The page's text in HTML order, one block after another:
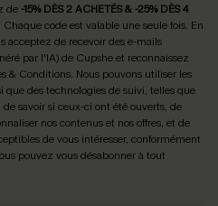
de -15% DÈS 2 ACHETÉS & -25% DÈS 4
code est valable une seule fois. En
acceptez de recevoir des e-mails
par l'IA) de Cupshe et reconnaissez
& Conditions. Nous pouvons utiliser les
que des technologies de suivi, telles que
savoir si ceux-ci ont été ouverts, de
nos contenus et nos offres, et de
de vous intéresser, conformément
pouvez vous désabonner à tout